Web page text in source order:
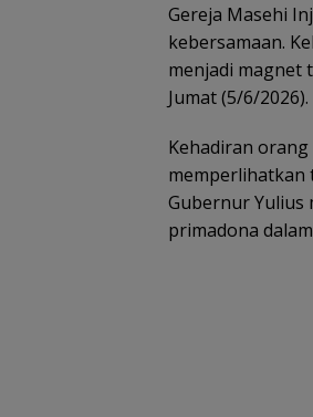
Gereja Masehi
kebersamaan.
menjadi magnet
Jumat (5/6/2026).
Kehadiran orang
memperlihatkan
Gubernur Yulius
primadona